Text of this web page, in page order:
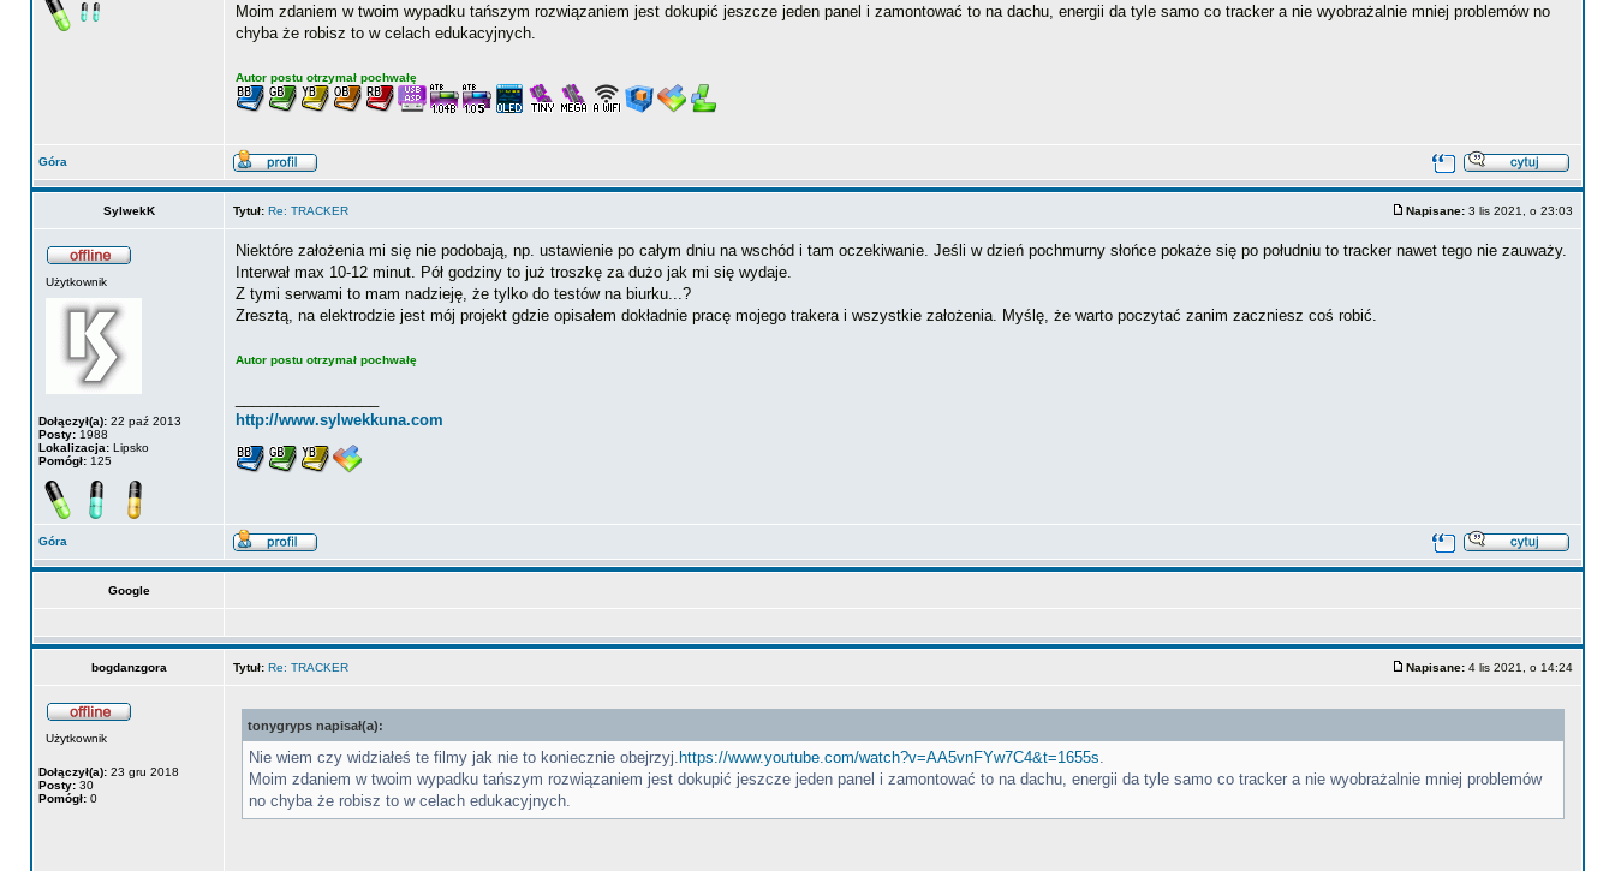
Moim zdaniem w twoim wypadku tańszym rozwiązaniem jest dokupić jeszcze jeden panel i zamontować to na dachu, energii da tyle samo co tracker a nie wyobrażalnie mniej problemów no
chyba że robisz to w celach edukacyjnych.
Autor postu otrzymał pochwałę
Góra
SylwekK Tytuł: Re: TRACKER Napisane: 3 lis 2021, o 23:03
Użytkownik
Dołączył(a): 22 paź 2013
Posty: 1988
Lokalizacja: Lipsko
Pomógł: 125
Niektóre założenia mi się nie podobają, np. ustawienie po całym dniu na wschód i tam oczekiwanie. Jeśli w dzień pochmurny słońce pokaże się po południu to tracker nawet tego nie zauważy.
Interwał max 10-12 minut. Pół godziny to już troszkę za dużo jak mi się wydaje.
Z tymi serwami to mam nadzieję, że tylko do testów na biurku...?
Zresztą, na elektrodzie jest mój projekt gdzie opisałem dokładnie pracę mojego trakera i wszystkie założenia. Myślę, że warto poczytać zanim zaczniesz coś robić.
Autor postu otrzymał pochwałę
http://www.sylwekkuna.com
Góra
Google
bogdanzgora Tytuł: Re: TRACKER Napisane: 4 lis 2021, o 14:24
Użytkownik
Dołączył(a): 23 gru 2018
Posty: 30
Pomógł: 0
tonygryps napisał(a):
Nie wiem czy widziałeś te filmy jak nie to koniecznie obejrzyj. https://www.youtube.com/watch?v=AA5vnFYw7C4&t=1655s.
Moim zdaniem w twoim wypadku tańszym rozwiązaniem jest dokupić jeszcze jeden panel i zamontować to na dachu, energii da tyle samo co tracker a nie wyobrażalnie mniej problemów
no chyba że robisz to w celach edukacyjnych.